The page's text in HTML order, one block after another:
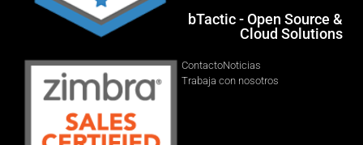
bTactic - Open Source &
Cloud Solutions
ContactoNoticias
Trabaja con nosotros